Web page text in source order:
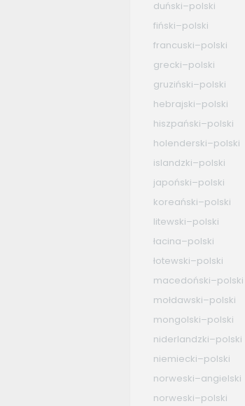
duński–polski
fiński–polski
francuski–polski
grecki–polski
gruziński–polski
hebrajski–polski
hiszpański–polski
holenderski–polski
islandzki–polski
japoński–polski
koreański–polski
litewski–polski
łacina–polski
łotewski–polski
macedoński–polski
mołdawski–polski
mongolski–polski
niderlandzki–polski
niemiecki–polski
norweski–angielski
norweski–polski